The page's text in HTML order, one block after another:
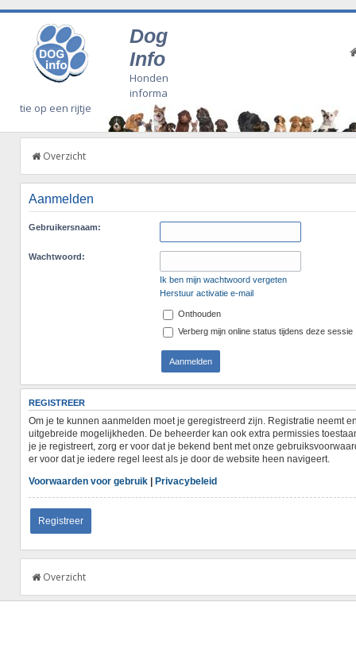
Dog
Info
Honden
informa
tie op een rijtje
Overzicht
Aanmelden
Gebruikersnaam:
Wachtwoord:
Ik ben mijn wachtwoord vergeten
Herstuur activatie e-mail
Onthouden
Verberg mijn online status tijdens deze sessie
REGISTREER
Om je te kunnen aanmelden moet je geregistreerd zijn. Registratie neemt
uitgebreide mogelijkheden. De beheerder kan ook extra permissies
je je registreert, zorg er voor dat je bekend bent met onze
er voor dat je iedere regel leest als je door de website heen navigeert.
Voorwaarden voor gebruik| Privacybeleid
Registreer
Overzicht